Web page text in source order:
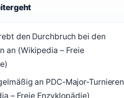
den Durchbruch bei den
an (Wikipedia – Freie
an PDC-Major-Turnieren
– Freie Enzyklopädie)